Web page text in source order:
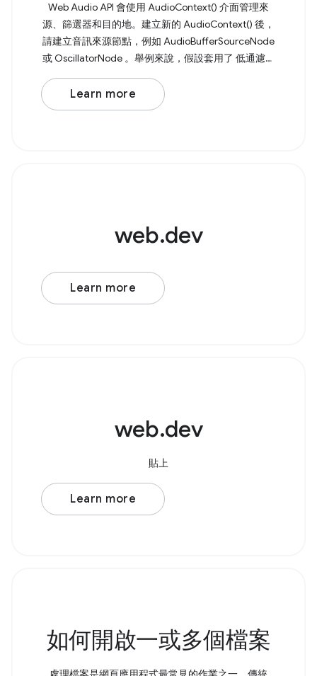
Web Audio API 會使用 AudioContext() 介面管理來
源、篩選器和目的地。建立新的 AudioContext() 後，
請建立音訊來源節點，例如 AudioBufferSourceNode
或 OscillatorNode 。舉例來說，假設套用了 低通濾波
器 的基本震盪器。 Browser Support Source 首先，請
建立新的 AudioContext() 。接著建立音訊來源節點，
例如 AudioBufferSourceNode 或 OscillatorNode
Learn more
web.dev
Learn more
web.dev
貼上
Learn more
如何開啟一或多個檔案